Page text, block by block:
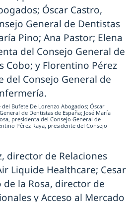
Bufete De Lorenzo Abogados; Óscar
de Dentistas de España; José María
presidenta del Consejo General de
Pérez Raya, presidente del Consejo